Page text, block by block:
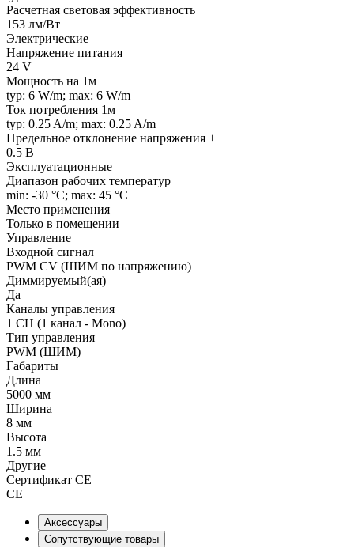
Расчетная световая эффективность
153 лм/Вт
Электрические
Напряжение питания
24 V
Мощность на 1м
typ: 6 W/m; max: 6 W/m
Ток потребления 1м
typ: 0.25 A/m; max: 0.25 A/m
Предельное отклонение напряжения ±
0.5 В
Эксплуатационные
Диапазон рабочих температур
min: -30 °C; max: 45 °C
Место применения
Только в помещении
Управление
Входной сигнал
PWM СV (ШИМ по напряжению)
Диммируемый(ая)
Да
Каналы управления
1 CH (1 канал - Mono)
Тип управления
PWM (ШИМ)
Габариты
Длина
5000 мм
Ширина
8 мм
Высота
1.5 мм
Другие
Сертификат CE
CE
Аксессуары
Сопутствующие товары